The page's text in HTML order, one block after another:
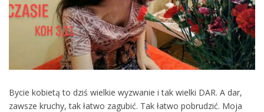
Bycie kobietą to dziś wielkie wyzwanie i tak wielki DAR. A dar,
zawsze kruchy, tak łatwo zagubić. Tak łatwo pobrudzić. Moja